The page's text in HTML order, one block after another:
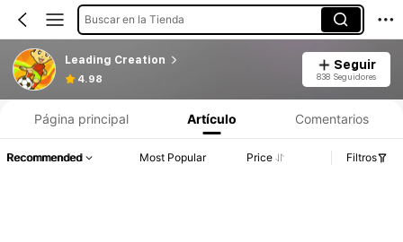
Buscar en la Tienda
Leading Creation
4.98
Seguir
838 Seguidores
Página principal Artículo Comentarios
Recommended Most Popular Price Filtros